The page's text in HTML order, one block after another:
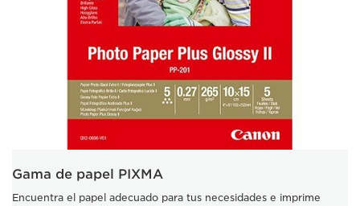
Gama de papel PIXMA
Encuentra el papel adecuado para tus necesidades e imprime